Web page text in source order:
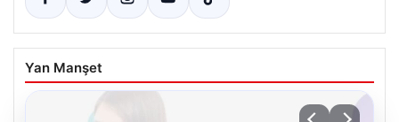
Yan Manşet